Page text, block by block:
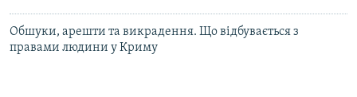
Обшуки, арешти та викрадення. Що відбувається з
правами людини у Криму